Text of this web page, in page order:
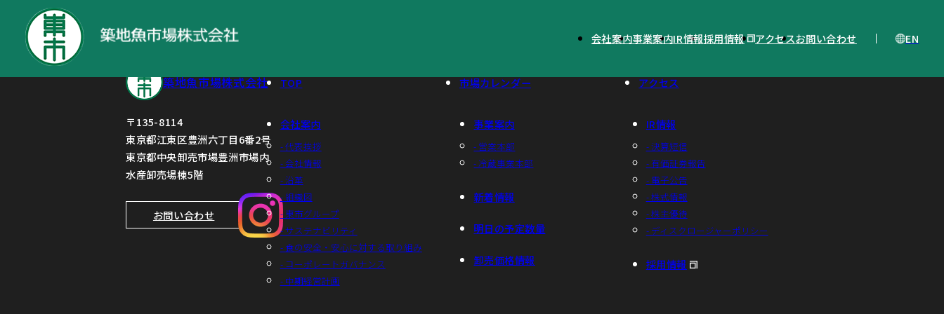
会社案内事業案内IR情報採用情報 アクセスお問い合わせ EN
業績予想値と決算値の差異に関するお知らせ
築地魚市場株式会社
〒135-8114
東京都江東区豊洲六丁目6番2号
東京都中央卸売市場豊洲市場内
水産卸売場棟5階
お問い合わせ
TOP 市場カレンダー アクセス
会社案内
- 代表挨拶
- 会社情報
- 沿革
- 組織図
- 東市グループ
- サステナビリティ
- 食の安全・安心に対する取り組み
- コーポレートガバナンス
- 中期経営計画
事業案内
- 営業本部
- 冷蔵事業本部
新着情報
明日の予定数量
卸売価格情報
IR情報
- 決算短信
- 有価証券報告
- 電子公告
- 株式情報
- 株主優待
- ディスクロージャーポリシー
採用情報